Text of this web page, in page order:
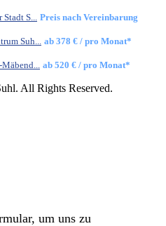
Stadt S... Preis nach Vereinbarung
Suh... ab 378 € / pro Monat*
ab 520 € / pro Monat*
All Rights Reserved.
um uns zu